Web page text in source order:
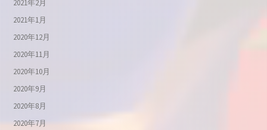
2021年2月
2021年1月
2020年12月
2020年11月
2020年10月
2020年9月
2020年8月
2020年7月